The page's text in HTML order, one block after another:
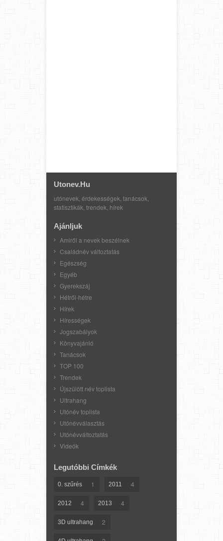
Utonev.hu
utónevek, érdekességek, tanácsok,
statisztikák, trendek, hírek
Ajánljuk
Amiről a nevek beszélnek
Családnév változtatás
Egészség
Egyéb
Gyerekszáj
Hétről-hétre
Hírek
Hírességek
Jogszabályok
Könyvajánló
Tanácsok
TOP 100
Trendek
Újszülött név toplista
Ultrahang
Utónév toplista
Utónévválasztás
Utónévváltoztatás
Videók
Legutóbbi Címkék
0. szűrés 1 2011 4
2012 4 2013 4
3D ultrahang 2